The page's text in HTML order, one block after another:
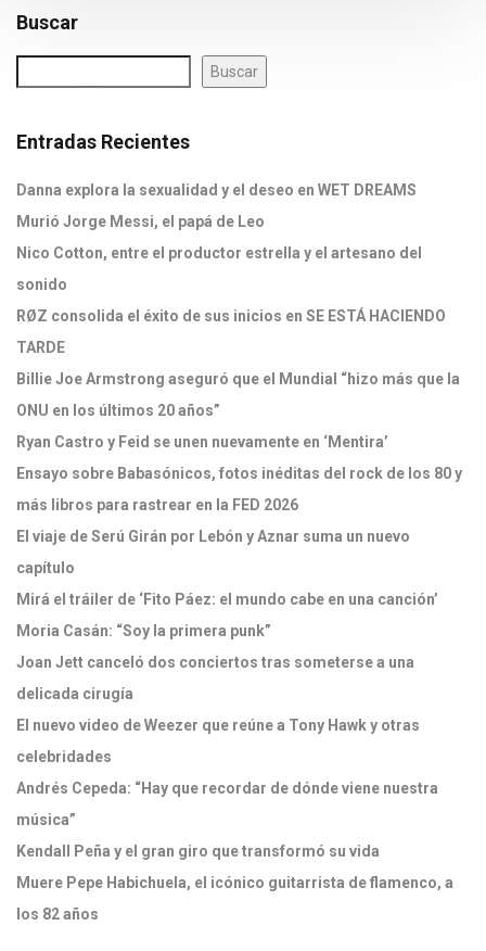
Buscar
Buscar
Entradas Recientes
Danna explora la sexualidad y el deseo en WET DREAMS
Murió Jorge Messi, el papá de Leo
Nico Cotton, entre el productor estrella y el artesano del
sonido
RØZ consolida el éxito de sus inicios en SE ESTÁ HACIENDO
TARDE
Billie Joe Armstrong aseguró que el Mundial “hizo más que la
ONU en los últimos 20 años”
Ryan Castro y Feid se unen nuevamente en ‘Mentira’
Ensayo sobre Babasónicos, fotos inéditas del rock de los 80 y
más libros para rastrear en la FED 2026
El viaje de Serú Girán por Lebón y Aznar suma un nuevo
capítulo
Mirá el tráiler de ‘Fito Páez: el mundo cabe en una canción’
Moria Casán: “Soy la primera punk”
Joan Jett canceló dos conciertos tras someterse a una
delicada cirugía
El nuevo video de Weezer que reúne a Tony Hawk y otras
celebridades
Andrés Cepeda: “Hay que recordar de dónde viene nuestra
música”
Kendall Peña y el gran giro que transformó su vida
Muere Pepe Habichuela, el icónico guitarrista de flamenco, a
los 82 años